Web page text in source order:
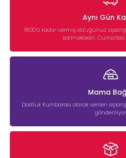
Aynı Gün
16:00’a kadar vermiş olduğunuz
edilmektedir. Cumartesi
Mama
Dostluk Kumbarası olarak verilen